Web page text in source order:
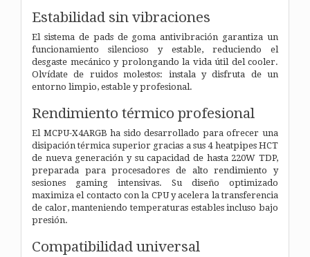
Estabilidad sin vibraciones
El sistema de pads de goma antivibración garantiza un
funcionamiento silencioso y estable, reduciendo el
desgaste mecánico y prolongando la vida útil del cooler.
Olvídate de ruidos molestos: instala y disfruta de un
entorno limpio, estable y profesional.
Rendimiento térmico profesional
El MCPU-X4ARGB ha sido desarrollado para ofrecer una
disipación térmica superior gracias a sus 4 heatpipes HCT
de nueva generación y su capacidad de hasta 220W TDP,
preparada para procesadores de alto rendimiento y
sesiones gaming intensivas. Su diseño optimizado
maximiza el contacto con la CPU y acelera la transferencia
de calor, manteniendo temperaturas estables incluso bajo
presión.
Compatibilidad universal